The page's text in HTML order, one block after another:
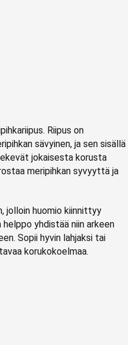
Riipus on
sävyinen, ja sen sisällä
jokaisesta korusta
meripihkan syvyyttä ja
jolloin huomio kiinnittyy
helppo yhdistää niin arkeen
Sopii hyvin lahjaksi tai
korukokoelmaa.